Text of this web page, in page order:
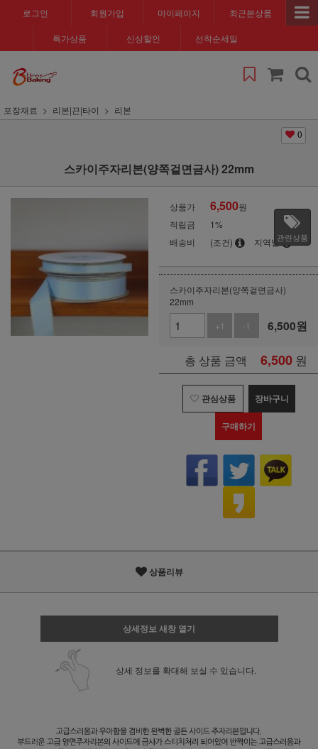
로그인 회원가입 마이페이지 최근본상품
특가상품 신상할인 선착순세일
포장재료 리본|끈|타이 리본
0
스카이주자리본(양쪽겉면금사) 22mm
상품가 6,500원
적립금
1%
배송비
(조건) 지역별관련상품
스카이주자리본(양쪽겉면금사)
22mm
+1
-1 6,500원
총 상품 금액 6,500 원
관심상품 장바구니
구매하기
상품리뷰
상세정보 새창 열기
상세 정보를 확대해 보실 수 있습니다.